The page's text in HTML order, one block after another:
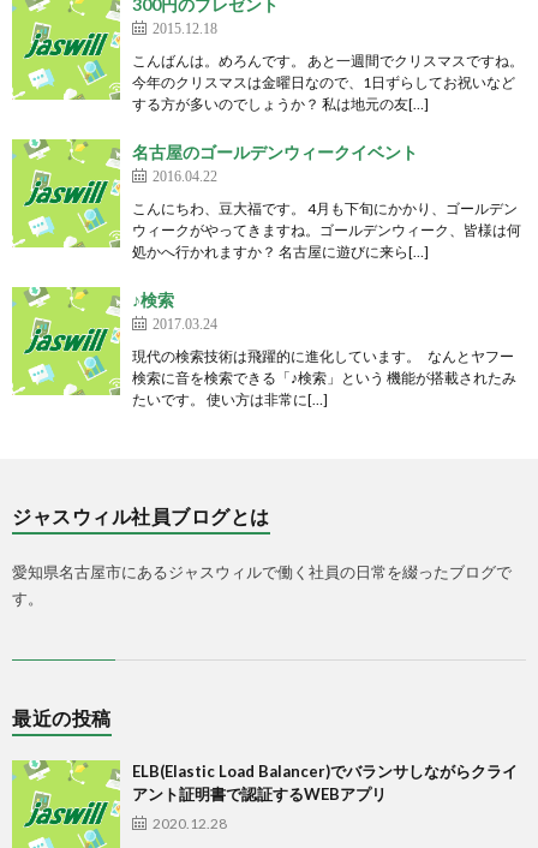
2015.12.18
こんばんは。めろんです。 あと一週間でクリスマスですね。
今年のクリスマスは金曜日なので、1日ずらしてお祝いなど
する方が多いのでしょうか？ 私は地元の友[…]
名古屋のゴールデンウィークイベント
2016.04.22
こんにちわ、豆大福です。 4月も下旬にかかり、ゴールデン
ウィークがやってきますね。ゴールデンウィーク、皆様は何
処かへ行かれますか？ 名古屋に遊びに来ら[…]
♪検索
2017.03.24
現代の検索技術は飛躍的に進化しています。 なんとヤフー
検索に音を検索できる「♪検索」という 機能が搭載されたみ
たいです。 使い方は非常に[…]
ジャスウィル社員ブログとは
愛知県名古屋市にあるジャスウィルで働く社員の日常を綴ったブログで
す。
最近の投稿
ELB(Elastic Load Balancer)でバランサしながらクライ
アント証明書で認証するWEBアプリ
2020.12.28